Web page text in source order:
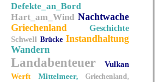
Defekte_an_Bord
Hart_am_Wind Nachtwache
Griechenland
Geschichte
Schwell Brücke Instandhaltung
Wandern
Landabenteuer
Vulkan
Werft
Mittelmeer, Griechenland,